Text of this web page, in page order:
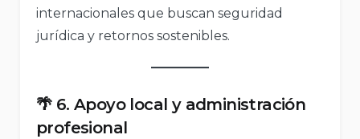
internacionales que buscan seguridad
jurídica y retornos sostenibles.
🌴 6. Apoyo local y administración
profesional